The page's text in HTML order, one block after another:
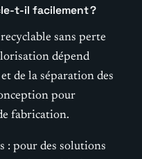
t-il facilement ?
sans perte
dépend
de la séparation des
pour
fabrication.
: pour des solutions